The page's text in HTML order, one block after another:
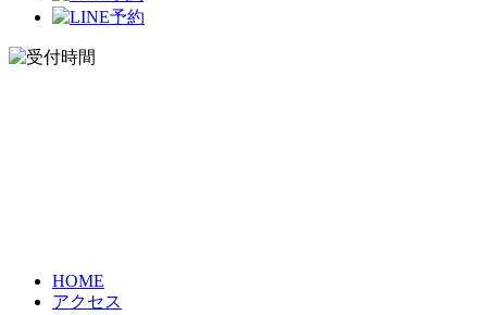
HOME
アクセス